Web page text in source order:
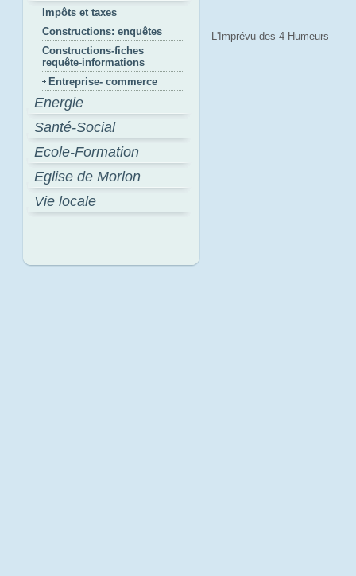
Impôts et taxes
Constructions: enquêtes
Constructions-fiches
requête-informations
Entreprise- commerce
Energie
Santé-Social
Ecole-Formation
Eglise de Morlon
Vie locale
L'Imprévu des 4 Humeurs